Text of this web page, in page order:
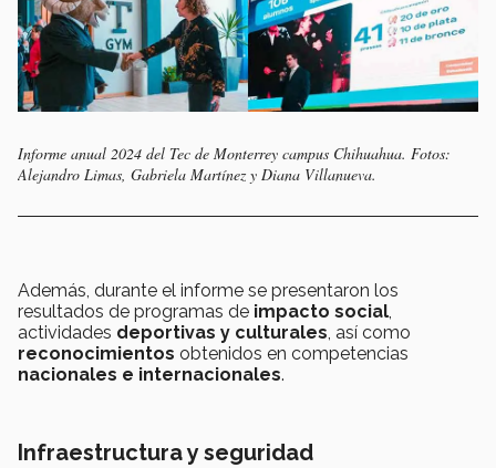
Informe anual 2024 del Tec de Monterrey campus Chihuahua. Fotos:
Alejandro Limas, Gabriela Martínez y Diana Villanueva.
Además, durante el informe se presentaron los
resultados de programas de impacto social,
actividades deportivas y culturales, así como
reconocimientos obtenidos en competencias
nacionales e internacionales.
Infraestructura y seguridad